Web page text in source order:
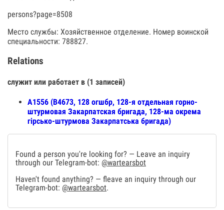
persons?page=8508
Место службы: Хозяйственное отделение. Номер воинской
специальности: 788827.
Relations
служит или работает в (1 записей)
А1556 (В4673, 128 огшбр, 128-я отдельная горно-
штурмовая Закарпатская бригада, 128-ма окрема
гірсько-штурмова Закарпатська бригада)
Found a person you're looking for? — Leave an inquiry
through our Telegram-bot: @wartearsbot
Haven't found anything? — fleave an inquiry through our
Telegram-bot: @wartearsbot.